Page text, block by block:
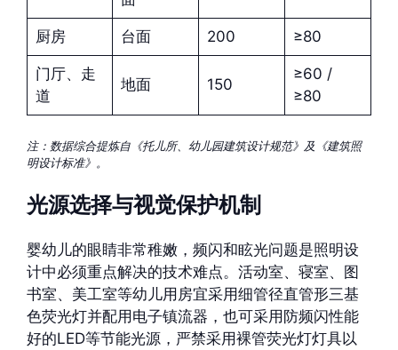
厨房 台面 200 ≥80
门厅、走
道
地面 150
≥60 /
≥80
注：数据综合提炼自《托儿所、幼儿园建筑设计规范》及《建筑照
明设计标准》。
光源选择与视觉保护机制
婴幼儿的眼睛非常稚嫩，频闪和眩光问题是照明设
计中必须重点解决的技术难点。活动室、寝室、图
书室、美工室等幼儿用房宜采用细管径直管形三基
色荧光灯并配用电子镇流器，也可采用防频闪性能
好的LED等节能光源，严禁采用裸管荧光灯灯具以